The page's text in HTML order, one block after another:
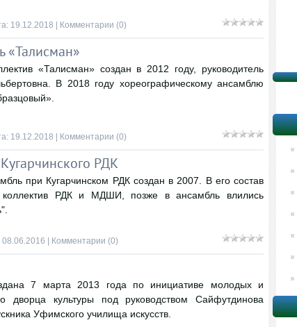
19.12.2018 Комментарии (0)
«Талисман»
«Талисман» создан в 2012 году, руководитель
В 2018 году хореографическому ансамблю
19.12.2018 | Комментарии (0)
РДК
при Кугарчинском РДК создан в 2007. В его состав
коллектив РДК и МДШИ, позже в ансамбль влились
08.06.2016 Комментарии (0)
7 марта 2013 года по инициативе молодых и
дворца культуры под руководством Сайфутдинова
Уфимского училища искусств.